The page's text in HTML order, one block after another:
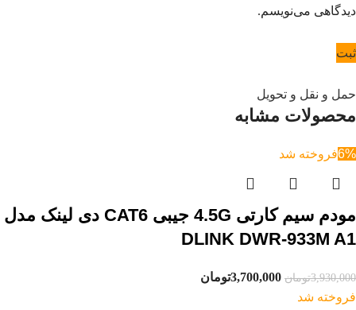
دیدگاهی می‌نویسم.
حمل و نقل و تحویل
محصولات مشابه
6%فروخته شد
مودم سیم کارتی 4.5G جیبی CAT6 دی لینک مدل
DLINK DWR-933M A1
3,930,000تومان 3,700,000تومان
فروخته شد